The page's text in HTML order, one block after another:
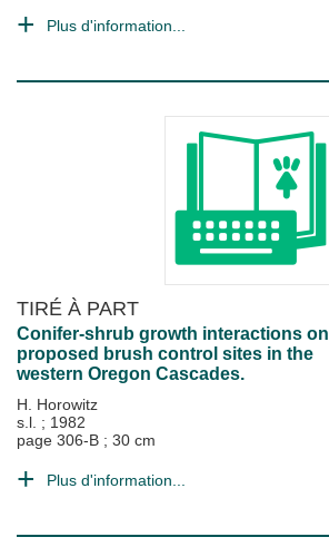
Plus d'information...
TIRÉ À PART
Conifer-shrub growth interactions on
proposed brush control sites in the
western Oregon Cascades.
H. Horowitz
s.l. ; 1982
page 306-B ; 30 cm
Plus d'information...